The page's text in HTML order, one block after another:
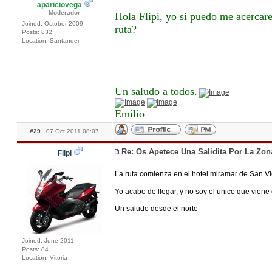
apariciovega
Moderador
Joined: October 2009
Posts: 832
Location: Santander
Hola Flipi, yo si puedo me
ruta?
Un saludo a todos.
Emilio
#29 07 Oct 2011 08:07
Flipi
Joined: June 2011
Posts: 84
Location: Vitoria
Re: Os Apetece Una Salidita Por La
La ruta comienza en el hotel miramar de San
Yo acabo de llegar, y no soy el unico que
Un saludo desde el norte